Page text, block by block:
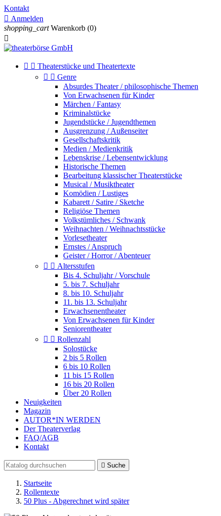
Kontakt
 Anmelden
shopping_cart Warenkorb (0)

  Theaterstücke und Theatertexte
  Genre
Absurdes Theater / philosophische Themen
Von Erwachsenen für Kinder
Märchen / Fantasy
Kriminalstücke
Jugendstücke / Jugendthemen
Ausgrenzung / Außenseiter
Gesellschaftskritik
Medien / Medienkritik
Lebenskrise / Lebensentwicklung
Historische Themen
Bearbeitung klassischer Theaterstücke
Musical / Musiktheater
Komödien / Lustiges
Kabarett / Satire / Sketche
Religiöse Themen
Volkstümliches / Schwank
Weihnachten / Weihnachtsstücke
Vorlesetheater
Ernstes / Anspruch
Geister / Horror / Abenteuer
  Altersstufen
Bis 4. Schuljahr / Vorschule
5. bis 7. Schuljahr
8. bis 10. Schuljahr
11. bis 13. Schuljahr
Erwachsenentheater
Von Erwachsenen für Kinder
Seniorentheater
  Rollenzahl
Solostücke
2 bis 5 Rollen
6 bis 10 Rollen
11 bis 15 Rollen
16 bis 20 Rollen
Über 20 Rollen
Neuigkeiten
Magazin
AUTOR*IN WERDEN
Der Theaterverlag
FAQ/AGB
Kontakt
 Suche
Startseite
Rollentexte
50 Plus - Abgerechnet wird später